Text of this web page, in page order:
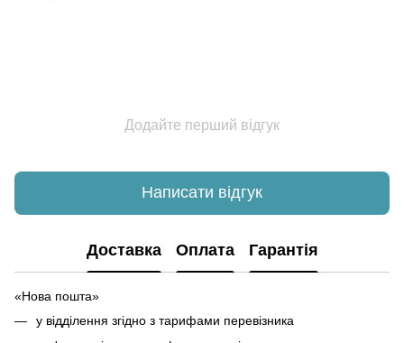
Додайте перший відгук
Написати відгук
Доставка Оплата Гарантія
«Нова пошта»
у відділення згідно з тарифами перевізника